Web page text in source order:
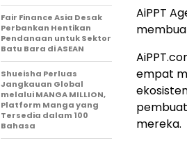
AiPPT
empat
mereka.
Fair Finance Asia Desak
Perbankan Hentikan
Pendanaan untuk Sektor
Batu Bara di ASEAN
Shueisha Perluas
Jangkauan Global
melalui MANGA MILLION,
Platform Manga yang
Tersedia dalam 100
Bahasa